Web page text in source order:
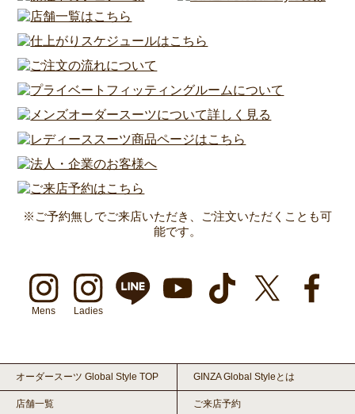
※ご予約無しでご来店いただき、ご注文いただくことも可
能です。
Mens Ladies
オーダースーツ Global Style TOP GINZA Global Styleとは
店舗一覧 ご来店予約